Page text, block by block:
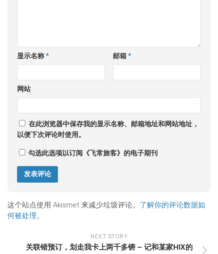
显示名称* 邮箱*
网站
在此浏览器中保存我的显示名称、邮箱地址和网站地址，
以便下次评论时使用。
勾选此选项以订阅《飞常旅客》的电子期刊
这个站点使用 Akismet 来减少垃圾评论。 了解你的评论数据如
何被处理。
NEXT STORY
关联错预订，划走我卡上两千多镑 – 记和某家HIX的